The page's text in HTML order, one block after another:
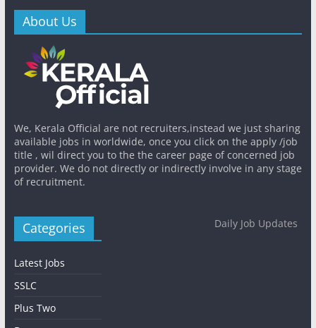
About Us
We, Kerala Official are not recruiters,instead we just sharing
available jobs in worldwide, once you click on the apply /job
title , wil direct you to the the career page of concerned job
provider. We do not directly or indirectly involve in any stage
of recruitment.
Categories
Latest Jobs
SSLC
Plus Two
Daily Job Updates